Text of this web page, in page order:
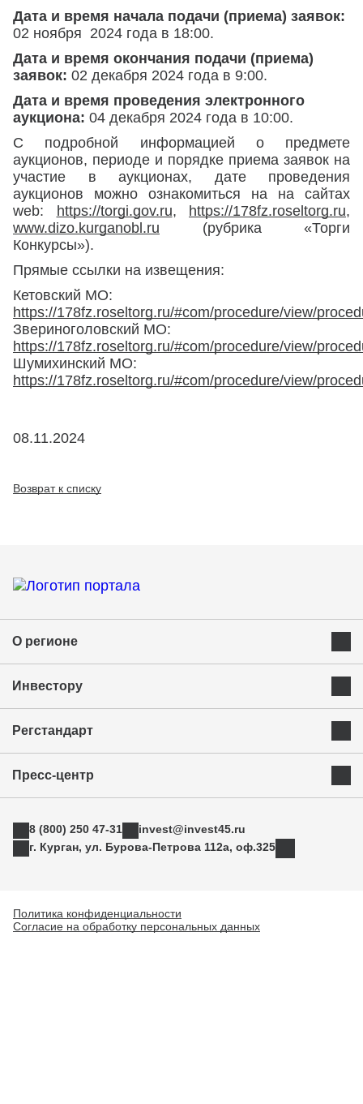
Дата и время начала подачи (приема) заявок:
02 ноября 2024 года в 18:00.
Дата и время окончания подачи (приема)
заявок: 02 декабря 2024 года в 9:00.
Дата и время проведения электронного
аукциона: 04 декабря 2024 года в 10:00.
С подробной информацией о предмете
аукционов, периоде и порядке приема заявок на
участие в аукционах, дате проведения
аукционов можно ознакомиться на на сайтах
web:
https://torgi.gov.ru, https://178fz.roseltorg.ru,
www.dizo.kurganobl.ru (рубрика «Торги
Конкурсы»).
Прямые ссылки на извещения:
Кетовский МО:
https://178fz.roseltorg.ru/#com/procedure/view/
Звериноголовский МО:
https://178fz.roseltorg.ru/#com/procedure/view/
Шумихинский МО:
https://178fz.roseltorg.ru/#com/procedure/view/
08.11.2024
Возврат к списку
О регионе
Экономика и ресурсы
Успешные бренды Курганской области
Инвестиционная команда региона
Инвестору
Приоритетные инвестиционные направления
Истории успеха
Поддержка экспорта
Регстандарт
Свод инвестиционных правил
Пресс-центр
Фотогалерея
Медиа
8 (800) 250 47-31
invest@invest45.ru
г. Курган, ул. Бурова-Петрова 112а, оф.325
Политика конфиденциальности
Согласие на обработку персональных данных